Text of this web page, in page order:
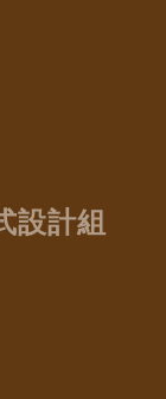
設計組